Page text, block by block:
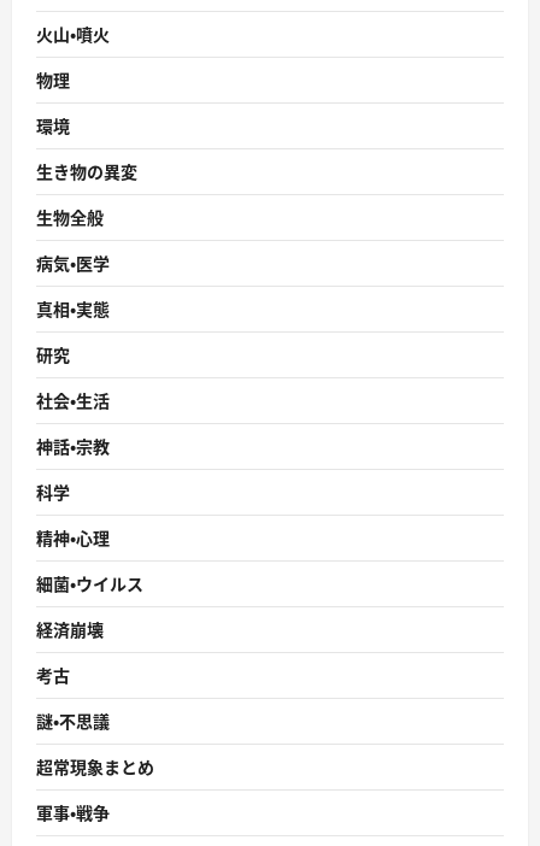
火山・噴火
物理
環境
生き物の異変
生物全般
病気・医学
真相・実態
研究
社会・生活
神話・宗教
科学
精神・心理
細菌・ウイルス
経済崩壊
考古
謎・不思議
超常現象まとめ
軍事・戦争